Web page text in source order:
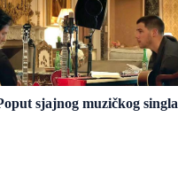
sjajnog muzičkog singla